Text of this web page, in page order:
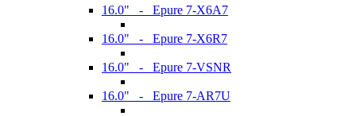
16.0" - Epure 7-X6A7
16.0" - Epure 7-X6R7
16.0" - Epure 7-VSNR
16.0" - Epure 7-AR7U